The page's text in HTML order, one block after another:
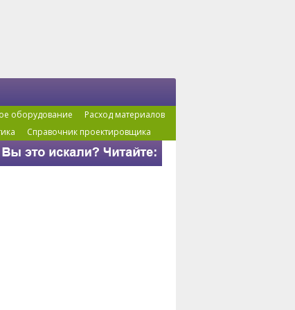
оборудование
Расход материалов
Справочник проектировщика